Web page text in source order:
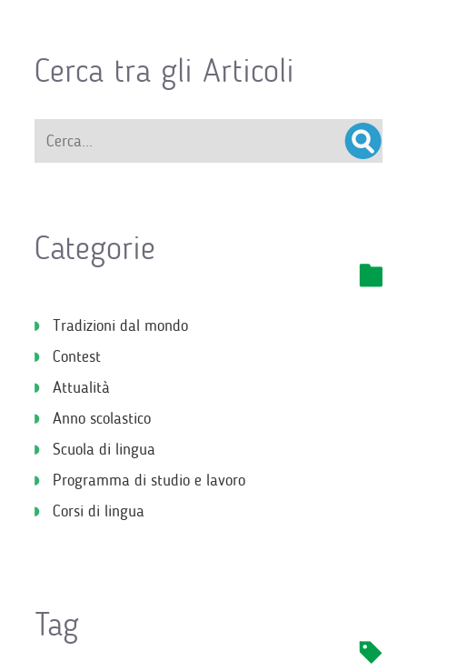
Cerca tra gli Articoli
Categorie
Tradizioni dal mondo
Contest
Attualità
Anno scolastico
Scuola di lingua
Programma di studio e lavoro
Corsi di lingua
Tag